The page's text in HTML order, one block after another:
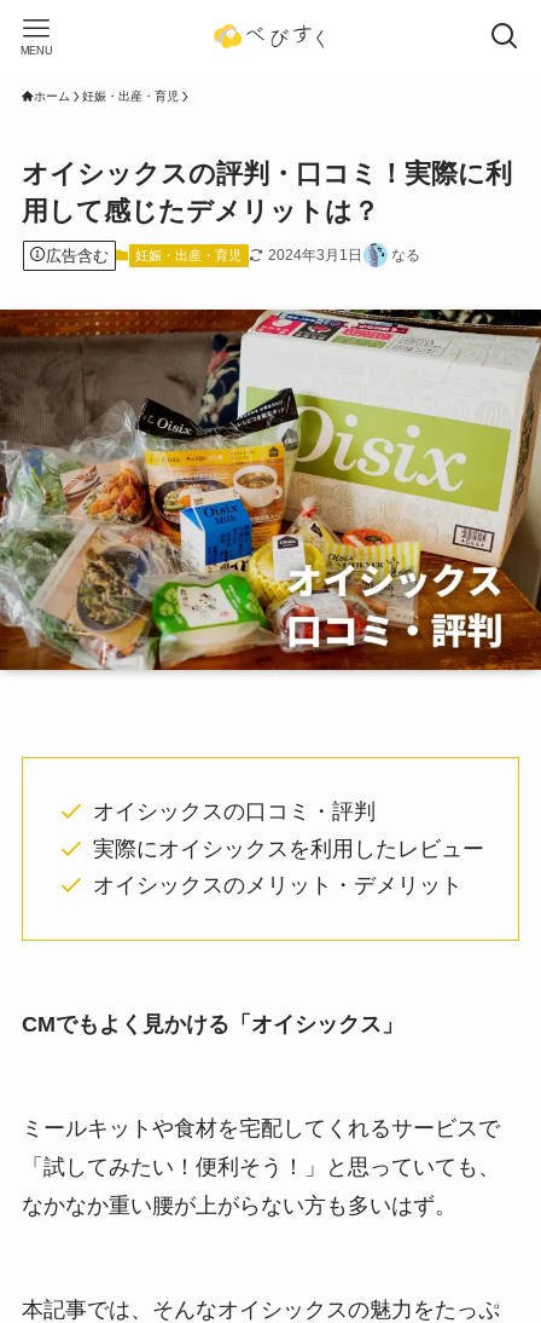
MENU
ホーム 妊娠・出産・育児
オイシックスの評判・口コミ！実際に利
用して感じたデメリットは？
広告含む 妊娠・出産・育児 2024年3月1日 なる
オイシックスの口コミ・評判
実際にオイシックスを利用したレビュー
オイシックスのメリット・デメリット
CMでもよく見かける「オイシックス」
ミールキットや食材を宅配してくれるサービスで
「試してみたい！便利そう！」と思っていても、
なかなか重い腰が上がらない方も多いはず。
本記事では、そんなオイシックスの魅力をたっぷ